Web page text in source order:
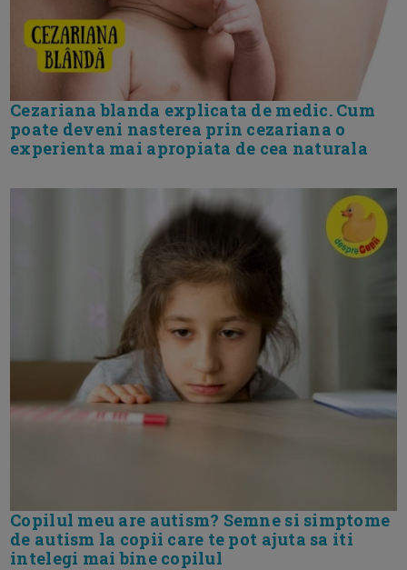
Cezariana blanda explicata de medic. Cum
poate deveni nasterea prin cezariana o
experienta mai apropiata de cea naturala
Copilul meu are autism? Semne si simptome
de autism la copii care te pot ajuta sa iti
intelegi mai bine copilul